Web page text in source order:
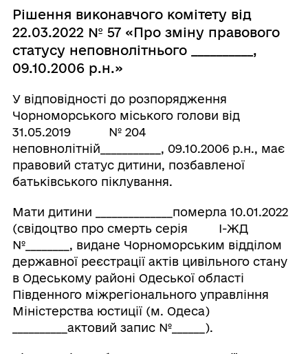
Рішення виконавчого комітету від
22.03.2022 № 57 «Про зміну правового
статусу неповнолітнього __________,
09.10.2006 р.н.»
У відповідності до розпорядження
Чорноморського міського голови від
31.05.2019 № 204
неповнолітній___________, 09.10.2006 р.н., має
правовий статус дитини, позбавленої
батьківського піклування.
Мати дитини ______________померла 10.01.2022
(свідоцтво про смерть серія І-ЖД
№________, видане Чорноморським відділом
державної реєстрації актів цивільного стану
в Одеському районі Одеської області
Південного міжрегіонального управління
Міністерства юстиції (м. Одеса)
__________актовий запис №______).